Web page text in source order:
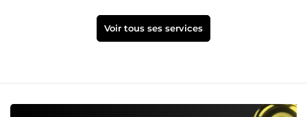
Voir tous ses services